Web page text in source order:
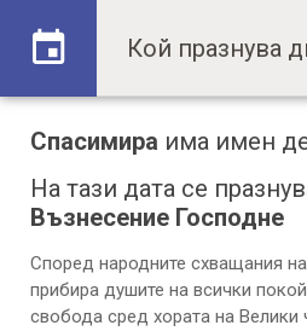
Спасимира има имен
На тази дата се
Възнесение Господне
Според народните схващания
прибира душите на всички
свобода сред хората на Велики